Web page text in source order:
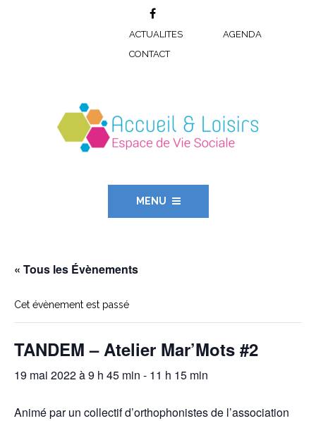
ACTUALITES
AGENDA
CONTACT
MENU
« Tous les Évènements
Cet évènement est passé
TANDEM – Atelier Mar’Mots #2
19 mai 2022 à 9 h 45 min - 11 h 15 min
Animé par un collectif d’orthophonistes de l’association